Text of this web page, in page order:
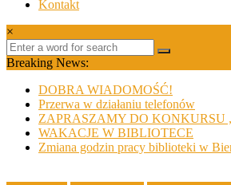
Kontakt
×
Breaking News:
DOBRA WIADOMOŚĆ!
Przerwa w działaniu telefonów
ZAPRASZAMY DO
WAKACJE W BIBLIOTECE
Zmiana godzin pracy biblioteki w